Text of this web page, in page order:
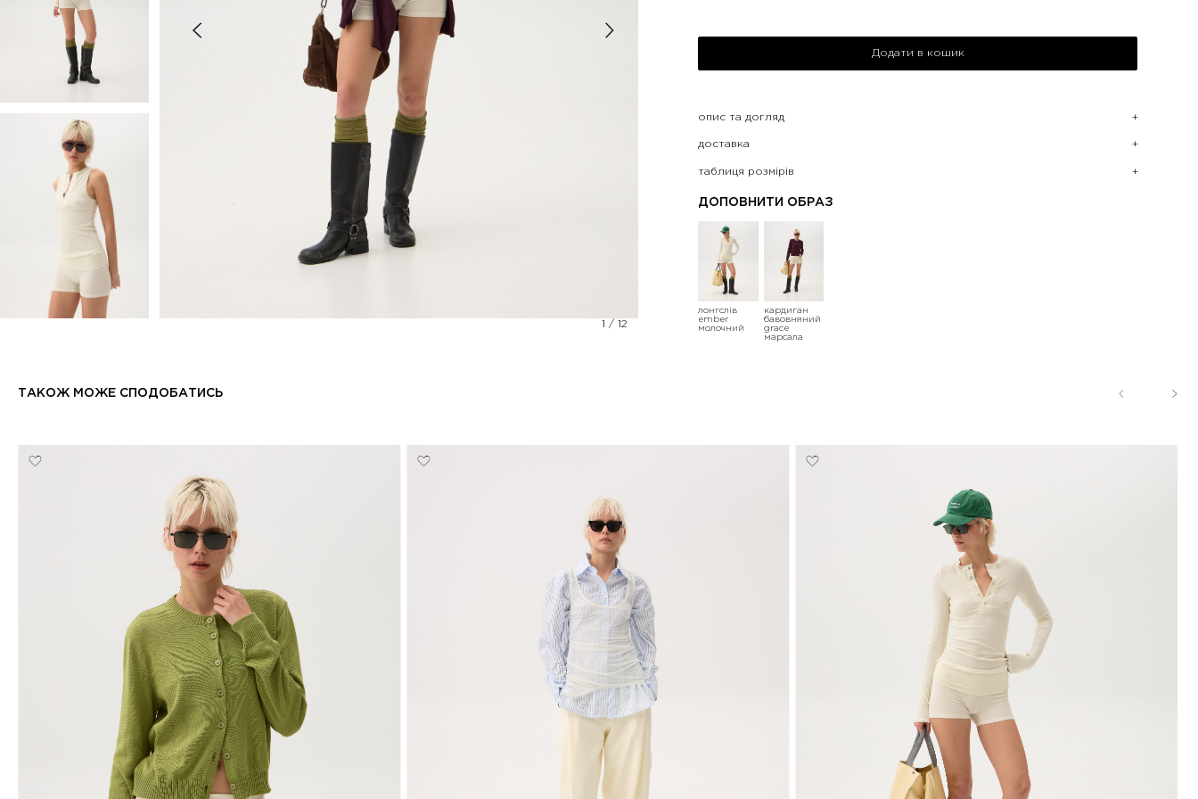
1 / 12
Додати в кошик
опис та догляд
доставка
таблиця розмірів
ДОПОВНИТИ ОБРАЗ
лонгслів
ember
молочний
кардиган
бавовняний
grace
марсала
ТАКОЖ МОЖЕ СПОДОБАТИСЬ